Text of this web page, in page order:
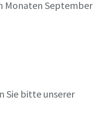
Monaten September
Sie bitte unserer